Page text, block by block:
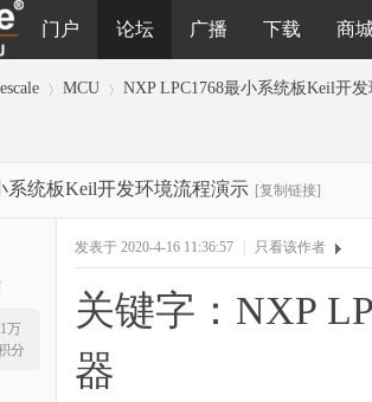
门户 论坛 广播 下载 商
›
MCU
›
NXP LPC1768最小系统板Keil开
系统板Keil开发环境流程演示 [复制链接]
1万
分
发表于 2020-4-16 11:36:57 只看该作者
关键字： NXP
器